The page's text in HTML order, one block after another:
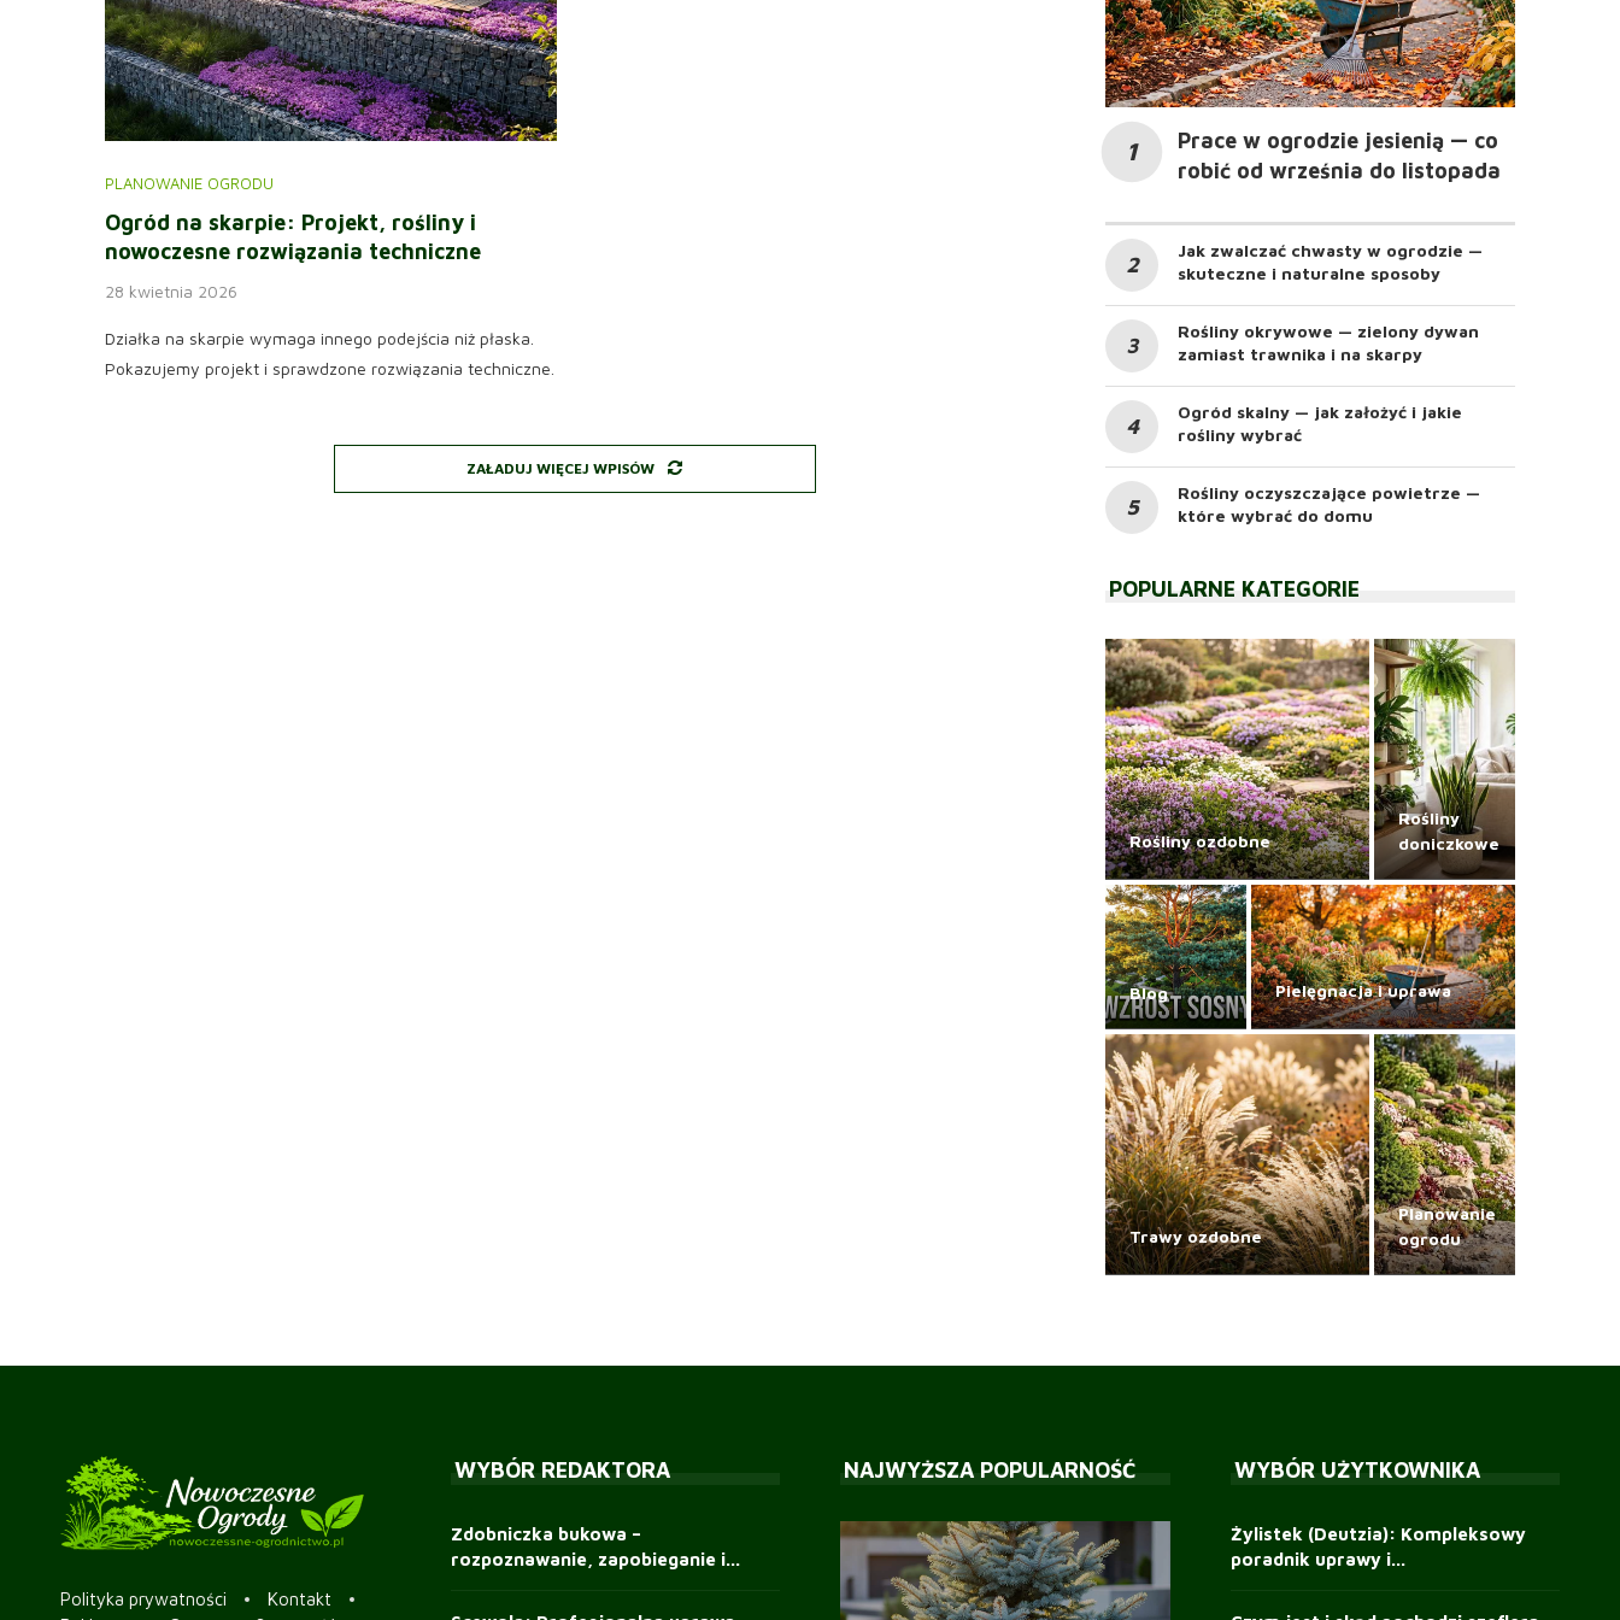
PLANOWANIE OGRODU
Ogród na skarpie: Projekt, rośliny i
nowoczesne rozwiązania techniczne
28 kwietnia 2026
Działka na skarpie wymaga innego podejścia niż płaska.
Pokazujemy projekt i sprawdzone rozwiązania techniczne.
ZAŁADUJ WIĘCEJ WPISÓW
Prace w ogrodzie jesienią — co
robić od września do listopada
Jak zwalczać chwasty w ogrodzie —
skuteczne i naturalne sposoby
Rośliny okrywowe — zielony dywan
zamiast trawnika i na skarpy
Ogród skalny — jak założyć i jakie
rośliny wybrać
Rośliny oczyszczające powietrze —
które wybrać do domu
POPULARNE KATEGORIE
Rośliny ozdobne
Rośliny
doniczkowe
Blog Pielęgnacja i uprawa
Trawy ozdobne
Planowanie
ogrodu
Polityka prywatności
Kontakt
WYBÓR REDAKTORA
Zdobniczka bukowa –
rozpoznawanie, zapobieganie i...
NAJWYŻSZA POPULARNOŚĆ WYBÓR UŻYTKOWNIKA
Żylistek (Deutzia): Kompleksowy
poradnik uprawy i...